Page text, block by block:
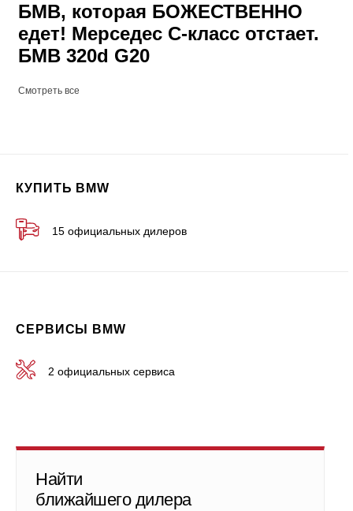
БМВ, которая БОЖЕСТВЕННО
едет! Мерседес С-класс отстает.
БМВ 320d G20
Смотреть все
КУПИТЬ BMW
15 официальных дилеров
СЕРВИСЫ BMW
2 официальных сервиса
Найти
ближайшего дилера